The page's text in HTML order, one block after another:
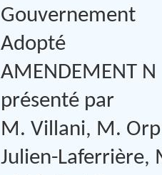
Gouvernement
Adopté
AMENDEMENT
présenté par
M. Villani, M.
Julien-Laferrière,